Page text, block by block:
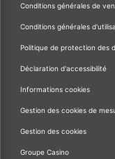
Conditions générales de
Conditions générales
Politique de protection des
Déclaration d'accessibilité
Informations cookies
Gestion des cookies de
Gestion des cookies
Groupe Casino